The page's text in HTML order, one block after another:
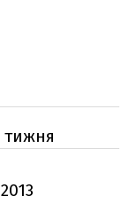
тижня
2013